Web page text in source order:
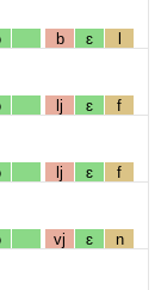
b ɛ l
lj ɛ f
lj ɛ f
vj ɛ n